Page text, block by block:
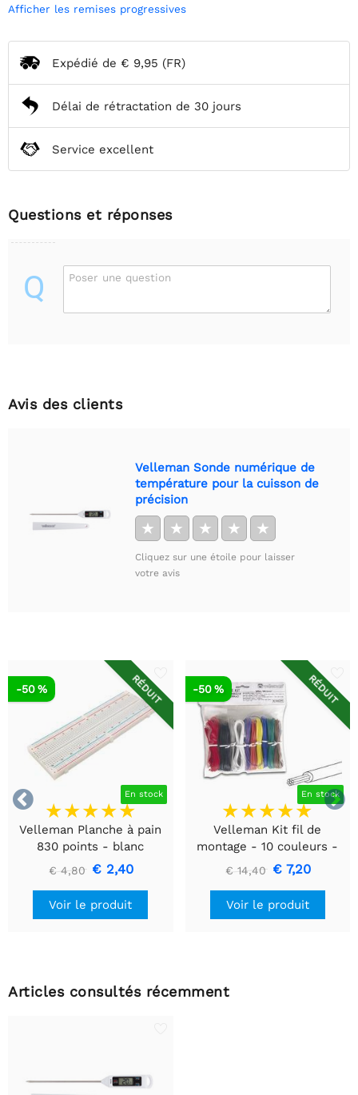
Afficher les remises progressives
Expédié de € 9,95 (FR)
Délai de rétractation de 30 jours
Service excellent
Questions et réponses
Q Poser une question
Avis des clients
Velleman Sonde numérique de
température pour la cuisson de
précision
★ ★ ★ ★ ★
Cliquez sur une étoile pour laisser
votre avis


RÉDUIT
En stock
-50 %
Velleman Planche à pain
830 points - blanc
€ 4,80 € 2,40
Voir le produit
RÉDUIT
En stock
-50 %
Velleman Kit fil de
montage - 10 couleurs -
60m - multiconducteur
€ 14,40 € 7,20
Voir le produit
Articles consultés récemment